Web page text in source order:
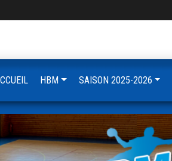
HBM SAISON 2025-2026